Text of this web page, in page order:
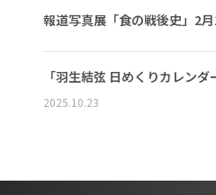
報道写真展「食の戦後史」2
「羽生結弦 日めくりカレン
2025.10.23